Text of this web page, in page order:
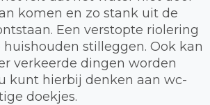
komen en zo stank uit de
Een verstopte riolering
huishouden stilleggen. Ook kan
verkeerde dingen worden
kunt hierbij denken aan wc-
doekjes.